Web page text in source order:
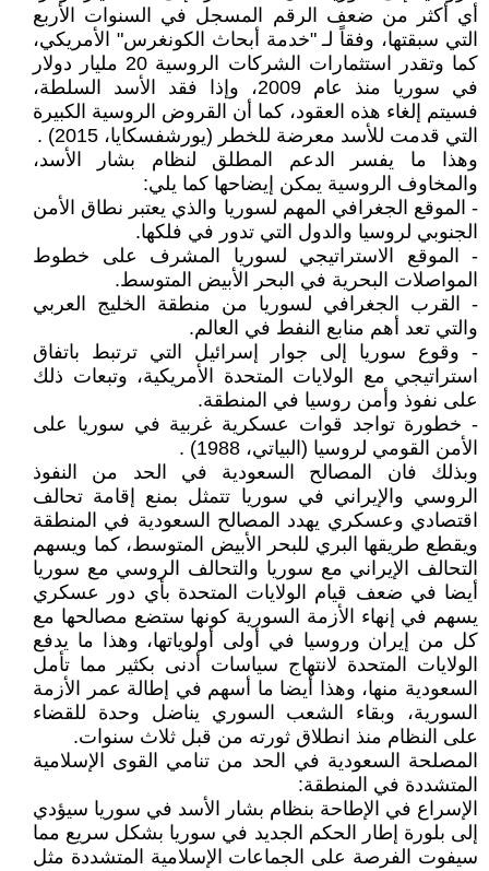
أي أكثر من ضعف الرقم المسجل في السنوات الأربع
التي سبقتها، وفقاً لـ "خدمة أبحاث الكونغرس" الأمريكي،
كما وتقدر استثمارات الشركات الروسية 20 مليار دولار
في سوريا منذ عام 2009، وإذا فقد الأسد السلطة،
فسيتم إلغاء هذه العقود، كما أن القروض الروسية الكبيرة
التي قدمت للأسد معرضة للخطر (يورشفسكايا، 2015) .
وهذا ما يفسر الدعم المطلق لنظام بشار الأسد،
والمخاوف الروسية يمكن إيضاحها كما يلي:
- الموقع الجغرافي المهم لسوريا والذي يعتبر نطاق الأمن
الجنوبي لروسيا والدول التي تدور في فلكها.
- الموقع الاستراتيجي لسوريا المشرف على خطوط
المواصلات البحرية في البحر الأبيض المتوسط.
- القرب الجغرافي لسوريا من منطقة الخليج العربي
والتي تعد أهم منابع النفط في العالم.
- وقوع سوريا إلى جوار إسرائيل التي ترتبط باتفاق
استراتيجي مع الولايات المتحدة الأمريكية، وتبعات ذلك
على نفوذ وأمن روسيا في المنطقة.
- خطورة تواجد قوات عسكرية غربية في سوريا على
الأمن القومي لروسيا (البياتي، 1988) .
وبذلك فان المصالح السعودية في الحد من النفوذ
الروسي والإيراني في سوريا تتمثل بمنع إقامة تحالف
اقتصادي وعسكري يهدد المصالح السعودية في المنطقة
ويقطع طريقها البري للبحر الأبيض المتوسط، كما ويسهم
التحالف الإيراني مع سوريا والتحالف الروسي مع سوريا
أيضا في ضعف قيام الولايات المتحدة بأي دور عسكري
يسهم في إنهاء الأزمة السورية كونها ستضع مصالحها مع
كل من إيران وروسيا في أولى أولوياتها، وهذا ما يدفع
الولايات المتحدة لانتهاج سياسات أدنى بكثير مما تأمل
السعودية منها، وهذا أيضا ما أسهم في إطالة عمر الأزمة
السورية، وبقاء الشعب السوري يناضل وحدة للقضاء
على النظام منذ انطلاق ثورته من قبل ثلاث سنوات.
المصلحة السعودية في الحد من تنامي القوى الإسلامية
المتشددة في المنطقة:
الإسراع في الإطاحة بنظام بشار الأسد في سوريا سيؤدي
إلى بلورة إطار الحكم الجديد في سوريا بشكل سريع مما
سيفوت الفرصة على الجماعات الإسلامية المتشددة مثل